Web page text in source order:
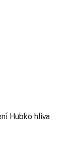
Hubko hlíva